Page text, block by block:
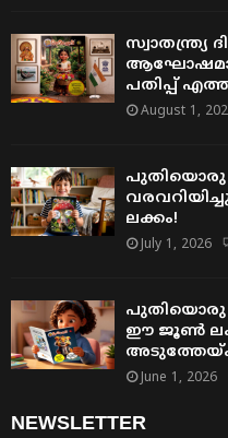
പതിപ്പ്
August 1,
പുതിയൊരു
ലക്കം!
July 1, 2026
പുതിയൊരു
ഈ ജൂൺ
June 1, 2026
NEWSLETTER